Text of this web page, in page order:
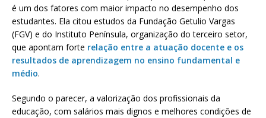
é um dos fatores com maior impacto no desempenho dos
estudantes. Ela citou estudos da Fundação Getulio Vargas
(FGV) e do Instituto Península, organização do terceiro setor,
que apontam forte relação entre a atuação docente e os
resultados de aprendizagem no ensino fundamental e
médio.
Segundo o parecer, a valorização dos profissionais da
educação, com salários mais dignos e melhores condições de